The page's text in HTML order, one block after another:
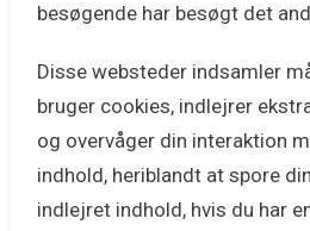
besøgende har besøgt det
Disse websteder indsamler
bruger cookies, indlejrer
og overvåger din interaktion
indhold, heriblandt at spore
indlejret indhold, hvis du har